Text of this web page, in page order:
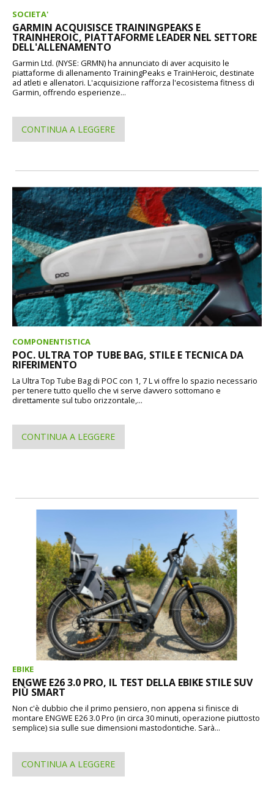
SOCIETA'
GARMIN ACQUISISCE TRAININGPEAKS E
TRAINHEROIC, PIATTAFORME LEADER NEL SETTORE
DELL'ALLENAMENTO
Garmin Ltd. (NYSE: GRMN) ha annunciato di aver acquisito le
piattaforme di allenamento TrainingPeaks e TrainHeroic, destinate
ad atleti e allenatori. L'acquisizione rafforza l'ecosistema fitness di
Garmin, offrendo esperienze...
CONTINUA A LEGGERE
COMPONENTISTICA
POC. ULTRA TOP TUBE BAG, STILE E TECNICA DA
RIFERIMENTO
La Ultra Top Tube Bag di POC con 1, 7 L vi offre lo spazio necessario
per tenere tutto quello che vi serve davvero sottomano e
direttamente sul tubo orizzontale,...
CONTINUA A LEGGERE
EBIKE
ENGWE E26 3.0 PRO, IL TEST DELLA EBIKE STILE SUV
PIÙ SMART
Non c'è dubbio che il primo pensiero, non appena si finisce di
montare ENGWE E26 3.0 Pro (in circa 30 minuti, operazione piuttosto
semplice) sia sulle sue dimensioni mastodontiche. Sarà...
CONTINUA A LEGGERE